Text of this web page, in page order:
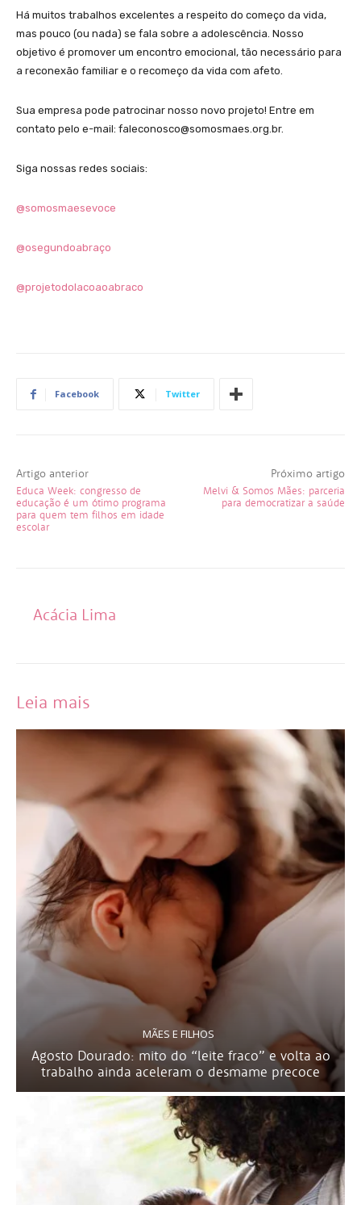
Há muitos trabalhos excelentes a respeito do começo da vida,
mas pouco (ou nada) se fala sobre a adolescência. Nosso
objetivo é promover um encontro emocional, tão necessário para
a reconexão familiar e o recomeço da vida com afeto.
Sua empresa pode patrocinar nosso novo projeto! Entre em
contato pelo e-mail: faleconosco@somosmaes.org.br.
Siga nossas redes sociais:
@somosmaesevoce
@osegundoabraço
@projetodolacoaoabraco
Facebook Twitter
Artigo anterior
Educa Week: congresso de
educação é um ótimo programa
para quem tem filhos em idade
escolar
Próximo artigo
Melvi & Somos Mães: parceria
para democratizar a saúde
Acácia Lima
Leia mais
MÃES E FILHOS
Agosto Dourado: mito do “leite fraco” e volta ao
trabalho ainda aceleram o desmame precoce